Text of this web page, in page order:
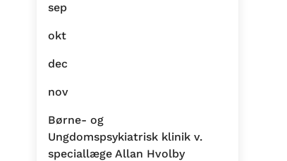
sep
okt
dec
nov
Børne- og
Ungdomspsykiatrisk klinik v.
speciallæge Allan Hvolby